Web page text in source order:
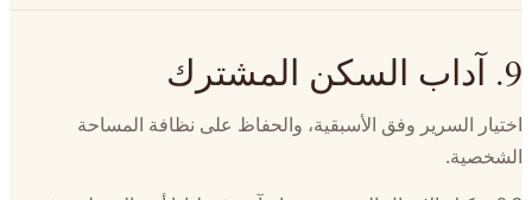
9. آداب السكن المشترك
اختيار السرير وفق الأسبقية، والحفاظ على نظافة المساحة
الشخصية.